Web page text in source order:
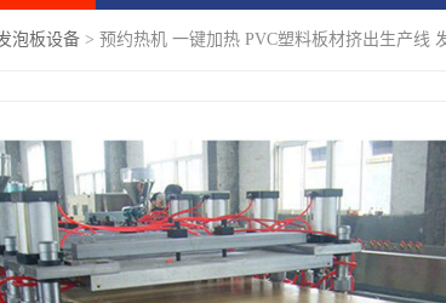
泡板设备 > 预约热机 一键加热 PVC塑料板材挤出生产线